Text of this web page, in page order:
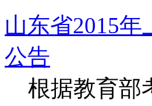
山东省2015
公告
根据教育部